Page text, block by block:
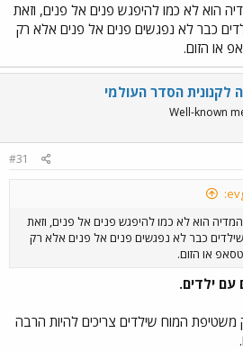
הוא לא כמו להיפגש פנים אל פנים, וזאת
כבר לא נפגשים פנים אל פנים אלא רק
או הזום.
לקנונית הסדר העולמי
Well-known
#31
המדיה הוא לא כמו להיפגש פנים אל פנים, וזאת
כבר לא נפגשים פנים אל פנים אלא רק
או הזום.
ילדים.
המוח שילדים צריכים להיות הרבה